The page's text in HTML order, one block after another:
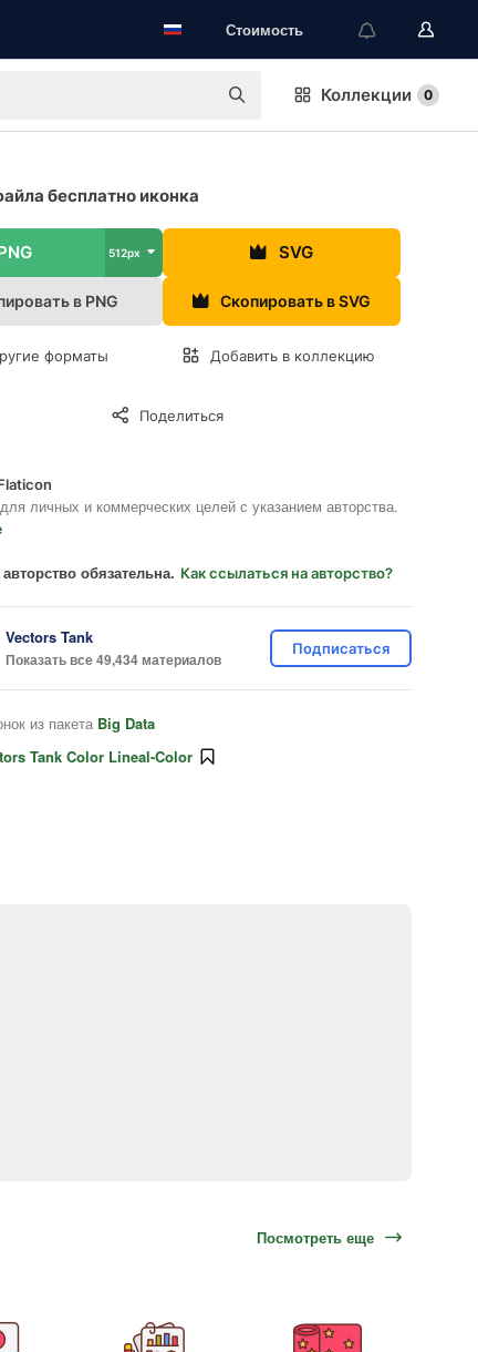
Стоимость
Коллекции 0
бесплатно иконка
512px SVG
в PNG Скопировать в SVG
форматы Добавить в коллекцию
Поделиться
личных и коммерческих целей с указанием авторства.
обязательна. Как ссылаться на авторство?
Vectors Tank
Показать все 49,434 материалов
Подписаться
из пакета Big Data
Tank Color Lineal-Color
Посмотреть еще